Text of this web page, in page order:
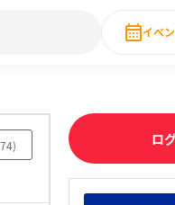
・DX現場社員インタビュー
イベ
)
ロ